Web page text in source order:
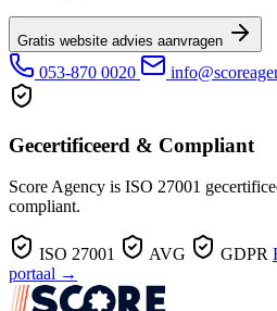
Gratis website advies aanvragen
053-870 0020
Gecertificeerd & Compliant
Score Agency is ISO 27001
compliant.
ISO 27001 AVG GDPR
portaal →